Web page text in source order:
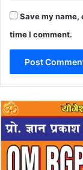
Save my name,
time I comment.